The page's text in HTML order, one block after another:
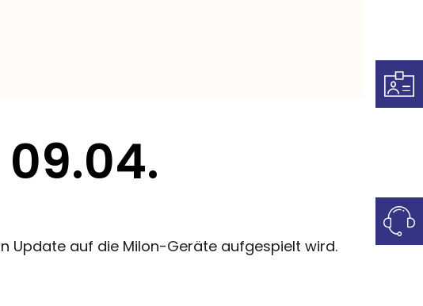
Update auf die Milon-Geräte aufgespielt wird.